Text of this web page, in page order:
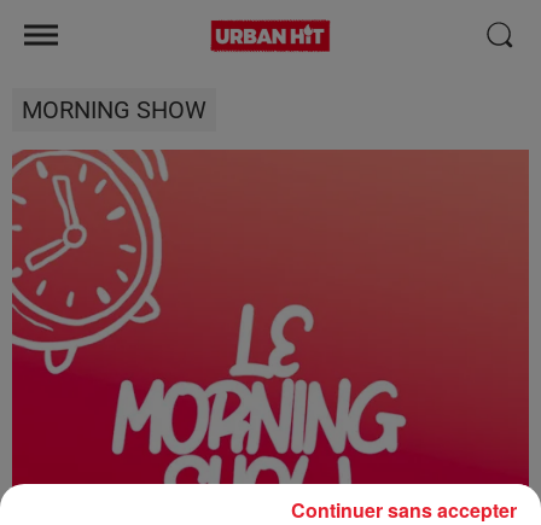
MORNING SHOW
Continuer sans accepter